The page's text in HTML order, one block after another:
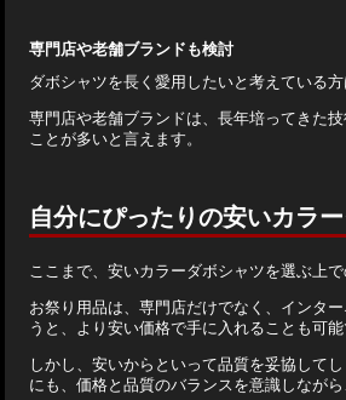
専門店や老舗ブランドも検討
ダボシャツを長く愛用したいと考えている
専門店や老舗ブランドは、長年培ってきた
ことが多いと言えます。
自分にぴったりの安いカラ
ここまで、安いカラーダボシャツを選ぶ上
お祭り用品は、専門店だけでなく、インタ
うと、より安い価格で手に入れることも可
しかし、安いからといって品質を妥協して
にも、価格と品質のバランスを意識しなが